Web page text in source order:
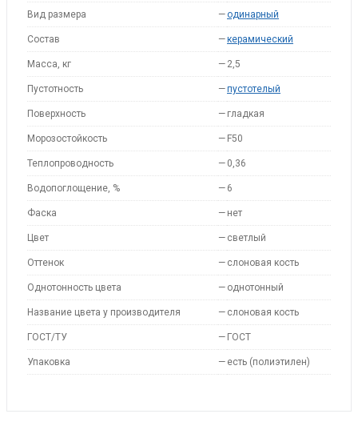
Вид размера — одинарный
Состав —керамический
Масса, кг — 2,5
Пустотность —пустотелый
Поверхность — гладкая
Морозостойкость — F50
Теплопроводность — 0,36
Водопоглощение, % — 6
Фаска — нет
Цвет — светлый
Оттенок — слоновая кость
Однотонность цвета — однотонный
Название цвета у производителя — слоновая кость
ГОСТ/ТУ — ГОСТ
Упаковка — есть (полиэтилен)